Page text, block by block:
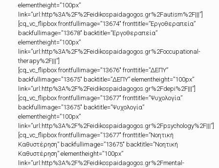
elementheight=”100px”
link=”url:http%3A%2F%2Feidikospaidagogos.gr%2Fautism%2F|||”]
[cq_vc_flipbox frontfullimage=”13674″ fronttitle=”Εργοθεραπεία”
backfullimage=”13678″ backtitle=”Εργοθεραπεία”
elementheight=”100px”
link=”url:http%3A%2F%2Feidikospaidagogos.gr%2Foccupational-
therapy%2F|||”]
[cq_vc_flipbox frontfullimage=”13676″ fronttitle=”ΔΕΠΥ”
backfullimage=”13675″ backtitle=”ΔΕΠΥ” elementheight=”100px”
link=”url:http%3A%2F%2Feidikospaidagogos.gr%2Fdepi%2F|||”]
[cq_vc_flipbox frontfullimage=”13677″ fronttitle=”Ψυχολογία”
backfullimage=”13675″ backtitle=”Ψυχολογία”
elementheight=”100px”
link=”url:http%3A%2F%2Feidikospaidagogos.gr%2Fpsychology%2F|||”]
[cq_vc_flipbox frontfullimage=”13677″ fronttitle=”Νοητική
Καθυστέρηση” backfullimage=”13675″ backtitle=”Νοητική
Καθυστέρηση” elementheight=”100px”
link=”url:http%3A%2F%2Feidikospaidagogos.gr%2Fmental-